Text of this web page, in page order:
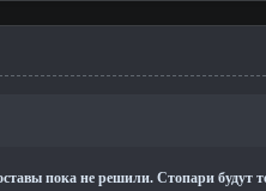
пока не решили. Стопари будут